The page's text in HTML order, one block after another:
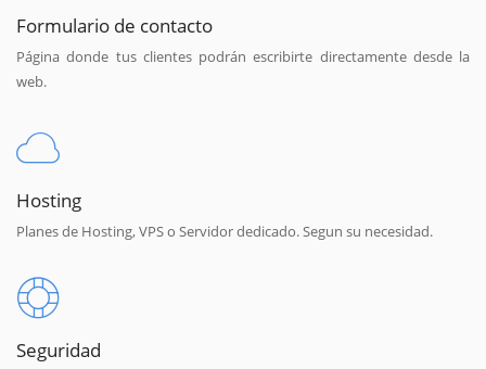
Formulario de contacto
Página donde tus clientes podrán escribirte directamente desde la
web.
Hosting
Planes de Hosting, VPS o Servidor dedicado. Segun su necesidad.
Seguridad